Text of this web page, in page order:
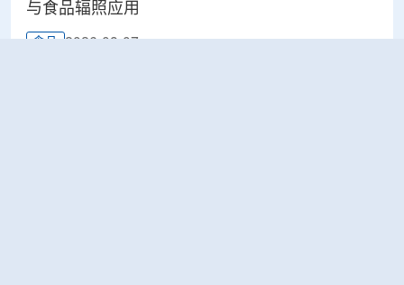
与食品辐照应用
食品 2026-08-07